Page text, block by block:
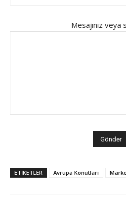
Mesajınız veya
ETİKETLER Avrupa Konutları